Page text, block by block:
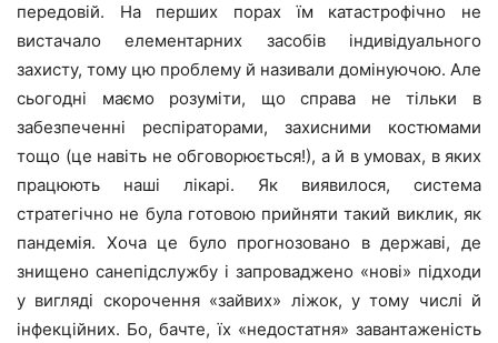
передовій. На перших порах їм катастрофічно не
вистачало елементарних засобів індивідуального
захисту, тому цю проблему й називали домінуючою. Але
сьогодні маємо розуміти, що справа не тільки в
забезпеченні респіраторами, захисними костюмами
тощо (це навіть не обговорюється!), а й в умовах, в яких
працюють наші лікарі. Як виявилося, система
стратегічно не була готовою прийняти такий виклик, як
пандемія. Хоча це було прогнозовано в державі, де
знищено санепідслужбу і запроваджено «нові» підходи
у вигляді скорочення «зайвих» ліжок, у тому числі й
інфекційних. Бо, бачте, їх «недостатня» завантаженість